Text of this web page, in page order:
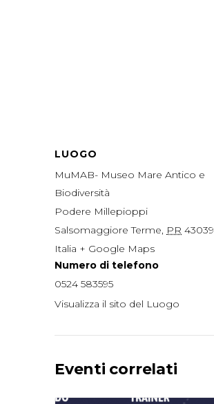
LUOGO
MuMAB- Museo Mare Antico e
Biodiversità
Podere Millepioppi
Salsomaggiore Terme, PR 43039
Italia + Google Maps
Numero di telefono
0524 583595
Visualizza il sito del Luogo
Eventi correlati